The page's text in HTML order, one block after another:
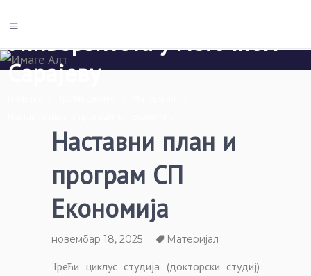
Сарајеву
Наставни план и
програм СП
Економија
новембар 18, 2025 Материјал
Трећи циклус студија (докторски студиј)